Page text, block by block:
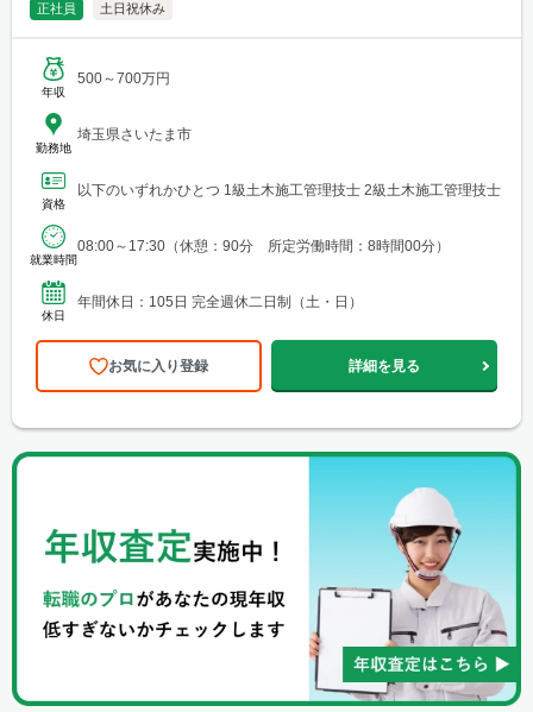
正社員 土日祝休み
年収
500～700万円
勤務地
埼玉県さいたま市
資格
以下のいずれかひとつ 1級土木施工管理技士 2級土木施工管理技士
就業時間
08:00～17:30（休憩：90分 所定労働時間：8時間00分）
休日
年間休日：105日 完全週休二日制（土・日）
お気に入り登録 詳細を見る